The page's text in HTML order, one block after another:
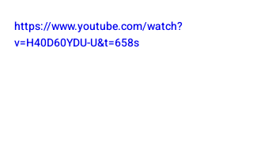
https://www.youtube.com/watch?
v=H40D60YDU-U&t=658s